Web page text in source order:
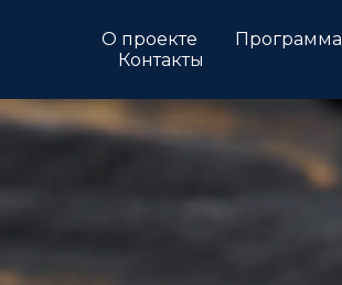
О проекте Программа
Контакты